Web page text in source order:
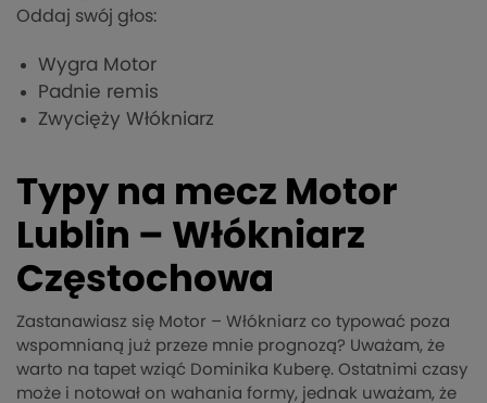
Oddaj swój głos:
Wygra Motor
Padnie remis
Zwycięży Włókniarz
Typy na mecz Motor
Lublin – Włókniarz
Częstochowa
Zastanawiasz się Motor – Włókniarz co typować poza
wspomnianą już przeze mnie prognozą? Uważam, że
warto na tapet wziąć Dominika Kuberę. Ostatnimi czasy
może i notował on wahania formy, jednak uważam, że